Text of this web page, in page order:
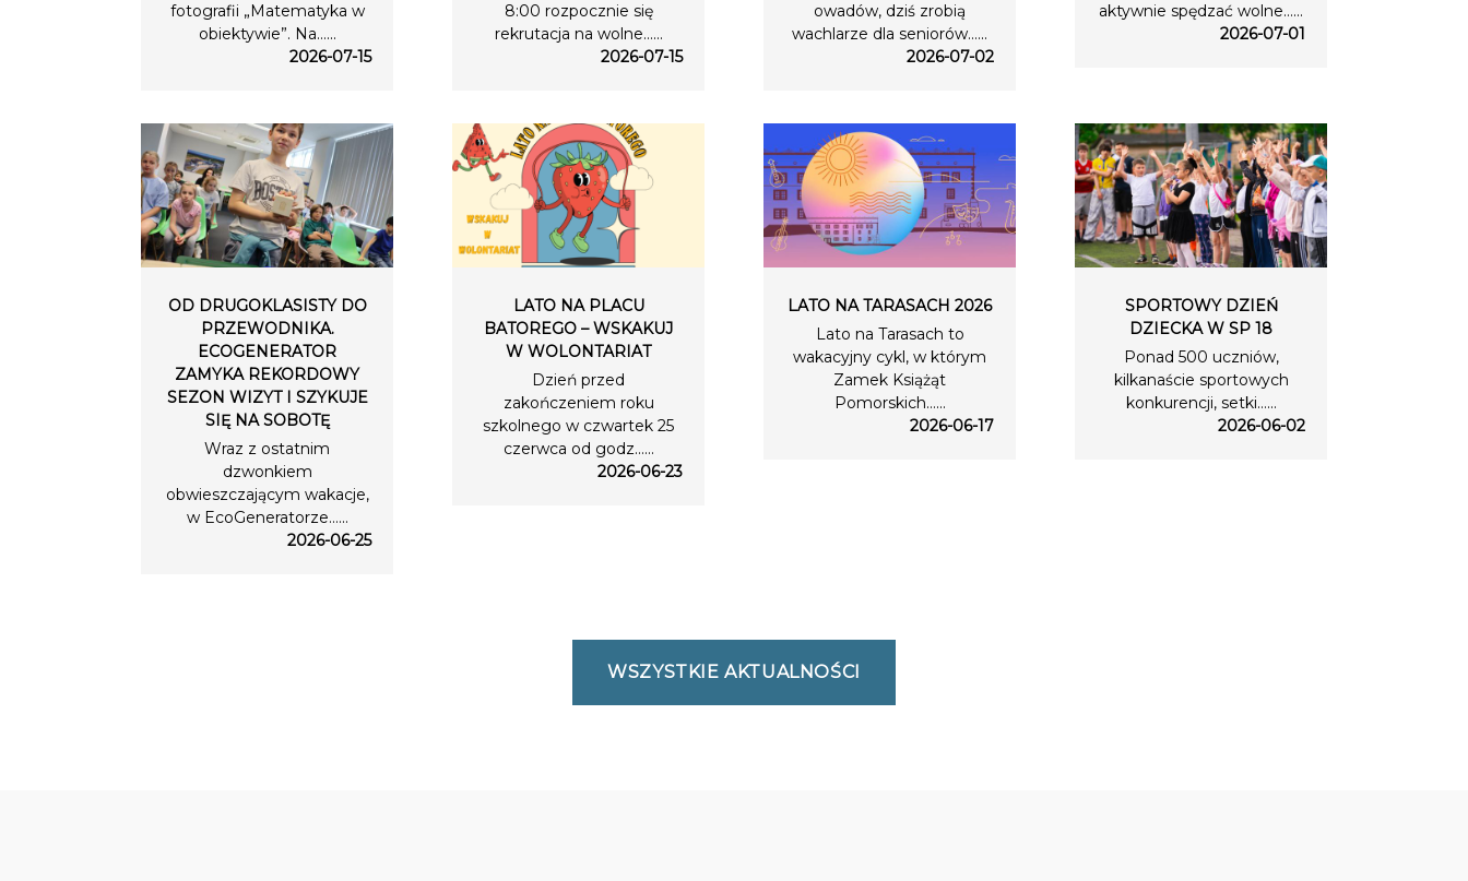
fotografii „Matematyka w
obiektywie”. Na…...
2026-07-15
8:00 rozpocznie się
rekrutacja na wolne…...
2026-07-15
owadów, dziś zrobią
wachlarze dla seniorów…...
2026-07-02
aktywnie spędzać wolne…...
2026-07-01
OD DRUGOKLASISTY DO
PRZEWODNIKA.
ECOGENERATOR
ZAMYKA REKORDOWY
SEZON WIZYT I SZYKUJE
SIĘ NA SOBOTĘ
Wraz z ostatnim
dzwonkiem
obwieszczającym wakacje,
w EcoGeneratorze…...
2026-06-25
LATO NA PLACU
BATOREGO – WSKAKUJ
W WOLONTARIAT
Dzień przed
zakończeniem roku
szkolnego w czwartek 25
czerwca od godz…...
2026-06-23
LATO NA TARASACH 2026
Lato na Tarasach to
wakacyjny cykl, w którym
Zamek Książąt
Pomorskich…...
2026-06-17
SPORTOWY DZIEŃ
DZIECKA W SP 18
Ponad 500 uczniów,
kilkanaście sportowych
konkurencji, setki…...
2026-06-02
WSZYSTKIE AKTUALNOŚCI